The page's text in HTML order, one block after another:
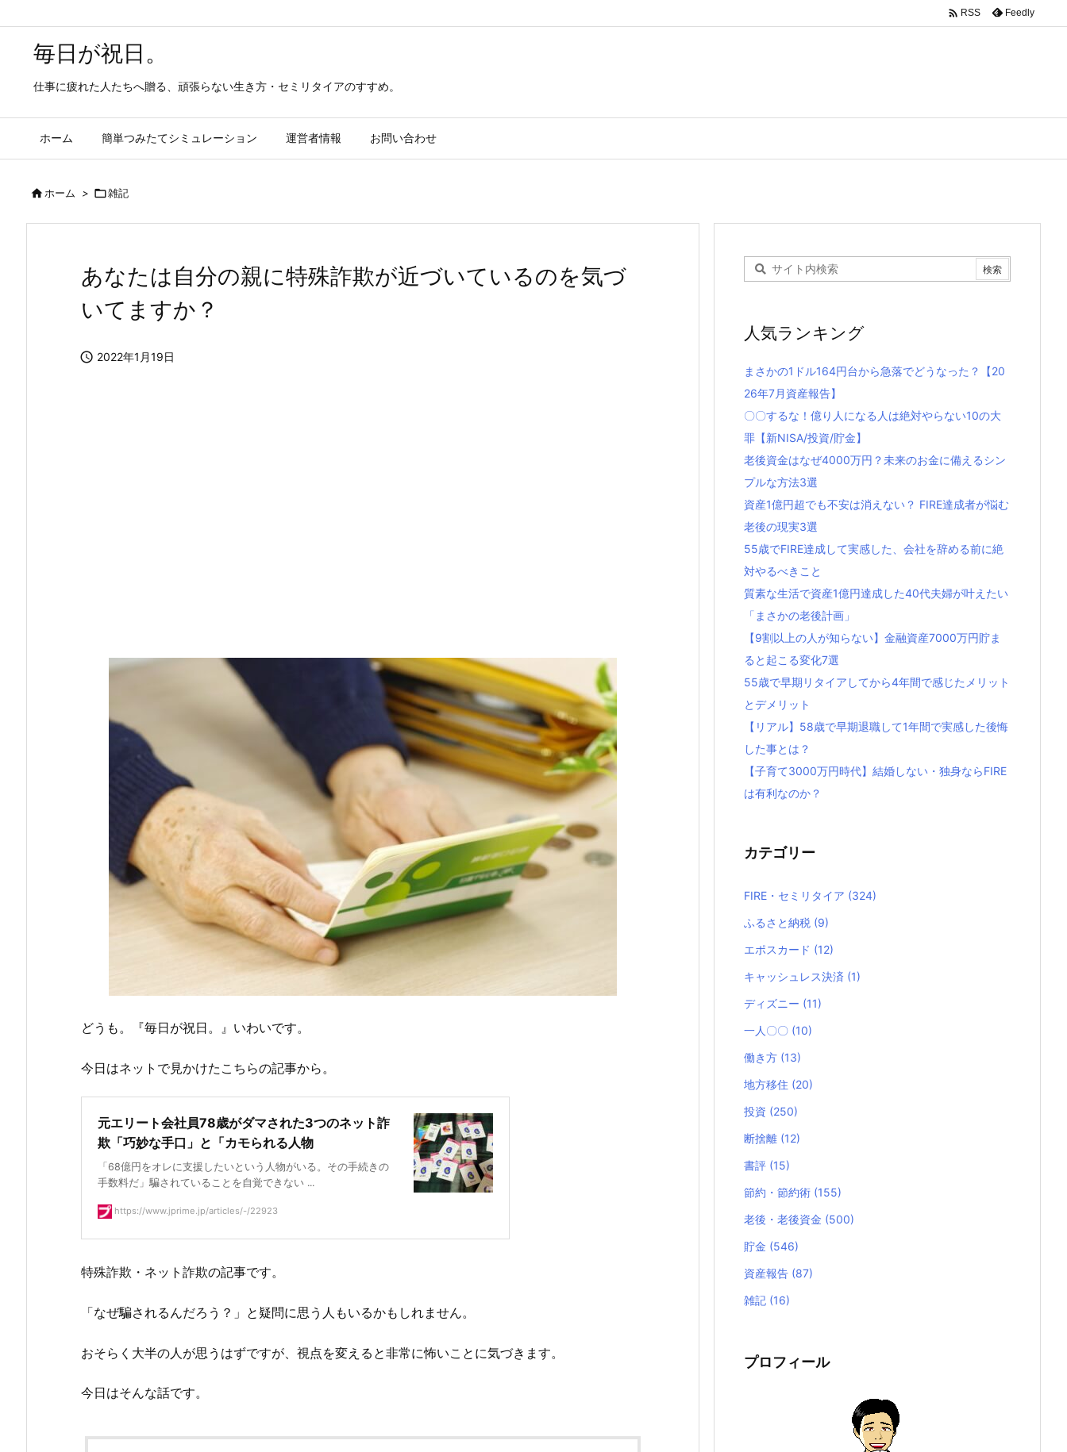
毎日が祝日。
仕事に疲れた人たちへ贈る、頑張らない生き方・セミリタイアのすすめ。
ホーム 簡単つみたてシミュレーション 運営者情報 お問い合わせ
 RSS Feedly
ホーム > 雑記
あなたは自分の親に特殊詐欺が近づいているのを気づ
いてますか？
 2022年1月19日
どうも。『毎日が祝日。』いわいです。
今日はネットで見かけたこちらの記事から。
元エリート会社員78歳がダマされた3つのネット詐
欺「巧妙な手口」と「カモられる人物
「68億円をオレに支援したいという人物がいる。その手続きの
手数料だ」騙されていることを自覚できない ...
https://www.jprime.jp/articles/-/22923
特殊詐欺・ネット詐欺の記事です。
「なぜ騙されるんだろう？」と疑問に思う人もいるかもしれません。
おそらく大半の人が思うはずですが、視点を変えると非常に怖いことに気づきます。
今日はそんな話です。
人気ランキング
まさかの1ドル164円台から急落でどうなった？【20
26年7月資産報告】
〇〇するな！億り人になる人は絶対やらない10の大
罪【新NISA/投資/貯金】
老後資金はなぜ4000万円？未来のお金に備えるシン
プルな方法3選
資産1億円超でも不安は消えない？ FIRE達成者が悩む
老後の現実3選
55歳でFIRE達成して実感した、会社を辞める前に絶
対やるべきこと
質素な生活で資産1億円達成した40代夫婦が叶えたい
「まさかの老後計画」
【9割以上の人が知らない】金融資産7000万円貯ま
ると起こる変化7選
55歳で早期リタイアしてから4年間で感じたメリット
とデメリット
【リアル】58歳で早期退職して1年間で実感した後悔
した事とは？
【子育て3000万円時代】結婚しない・独身ならFIRE
は有利なのか？
カテゴリー
FIRE・セミリタイア (324)
ふるさと納税 (9)
エポスカード (12)
キャッシュレス決済 (1)
ディズニー (11)
一人〇〇 (10)
働き方 (13)
地方移住 (20)
投資 (250)
断捨離 (12)
書評 (15)
節約・節約術 (155)
老後・老後資金 (500)
貯金 (546)
資産報告 (87)
雑記 (16)
プロフィール